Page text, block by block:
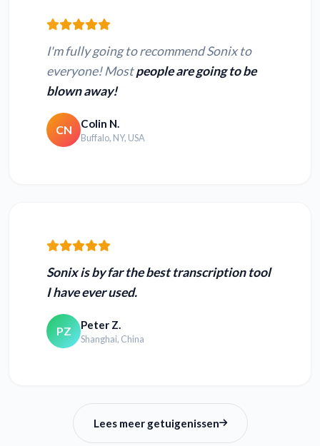
I'm fully going to recommend Sonix to
everyone! Mostpeople are going to be
blown away!
CN Colin N.
Buffalo, NY, USA
Sonix is by far the best transcription tool
I have ever used.
PZ Peter Z.
Shanghai, China
Lees meer getuigenissen